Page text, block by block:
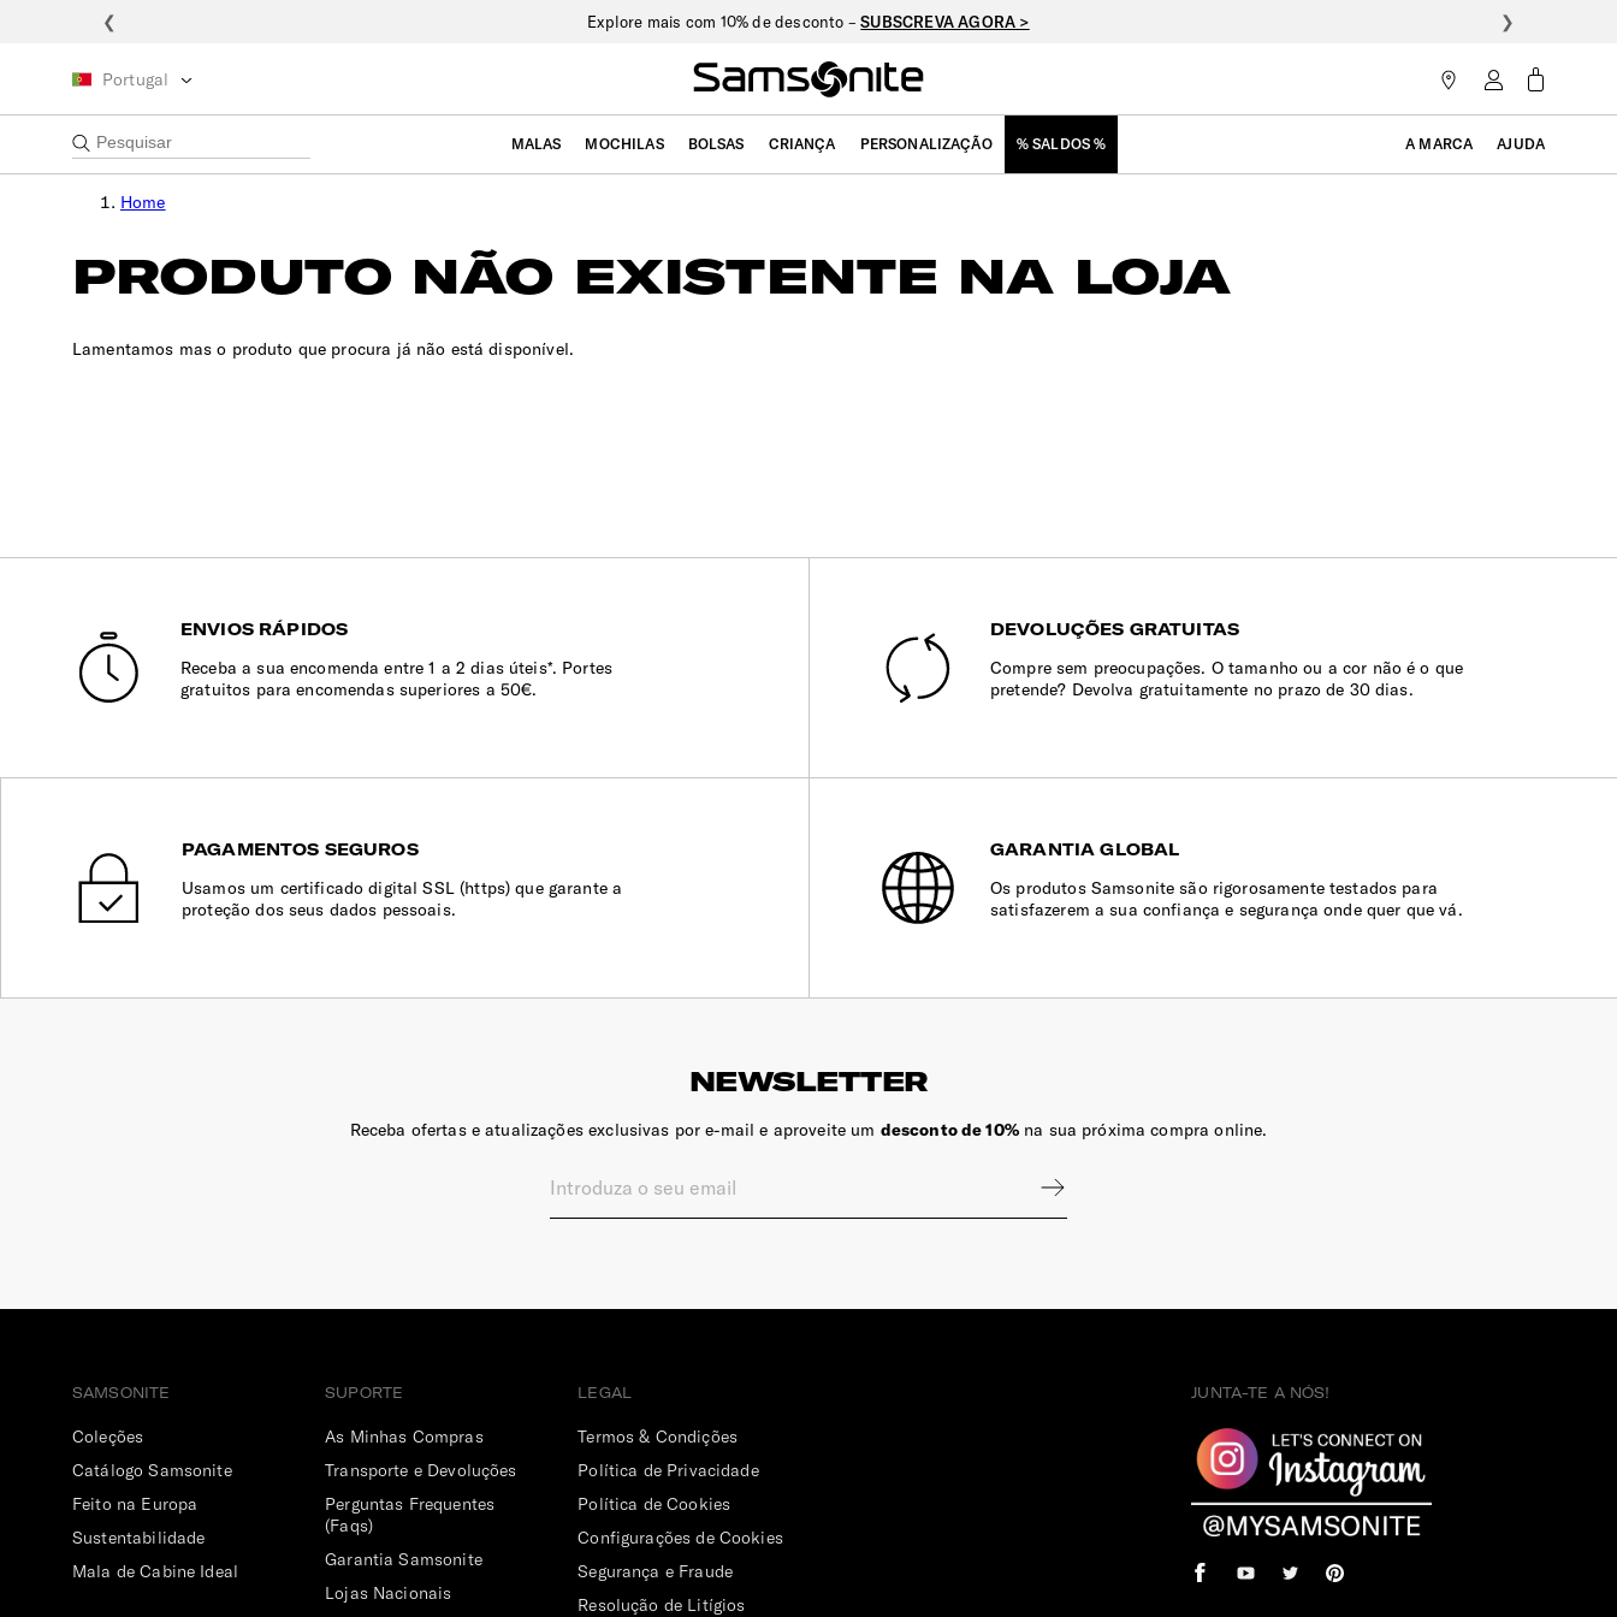
Explore mais com 10% de desconto –SUBSCREVA AGORA >
❮ ❯
Portugal
MALAS MOCHILAS BOLSAS CRIANÇA PERSONALIZAÇÃO % SALDOS % A MARCA AJUDA
Home
PRODUTO NÃO EXISTENTE NA LOJA
Lamentamos mas o produto que procura já não está disponível.
ENVIOS RÁPIDOS
Receba a sua encomenda entre 1 a 2 dias úteis*. Portes
gratuitos para encomendas superiores a 50€.
DEVOLUÇÕES GRATUITAS
Compre sem preocupações. O tamanho ou a cor não é o que
pretende? Devolva gratuitamente no prazo de 30 dias.
PAGAMENTOS SEGUROS
Usamos um certificado digital SSL (https) que garante a
proteção dos seus dados pessoais.
GARANTIA GLOBAL
Os produtos Samsonite são rigorosamente testados para
satisfazerem a sua confiança e segurança onde quer que vá.
NEWSLETTER
Receba ofertas e atualizações exclusivas por e-mail e aproveite um desconto de 10%na sua próxima compra online.
SAMSONITE
Coleções
Catálogo Samsonite
Feito na Europa
Sustentabilidade
Mala de Cabine Ideal
SUPORTE
As Minhas Compras
Transporte e Devoluções
Perguntas Frequentes
(Faqs)
Garantia Samsonite
Lojas Nacionais
LEGAL
Termos & Condições
Política de Privacidade
Política de Cookies
Configurações de Cookies
Segurança e Fraude
Resolução de Litígios
JUNTA-TE A NÓS!